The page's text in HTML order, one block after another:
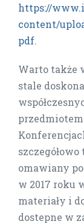
https://
content/
pdf.
Warto także
stale
omawiany
w 2017 roku
materiały i
dostepne w